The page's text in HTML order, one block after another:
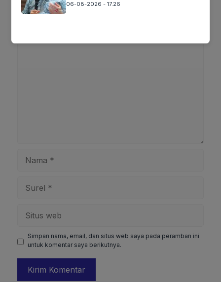
Komentar
web
Simpan nama, email, dan situs web saya pada peramban ini
untuk komentar saya berikutnya.
06-08-2026 - 17.26